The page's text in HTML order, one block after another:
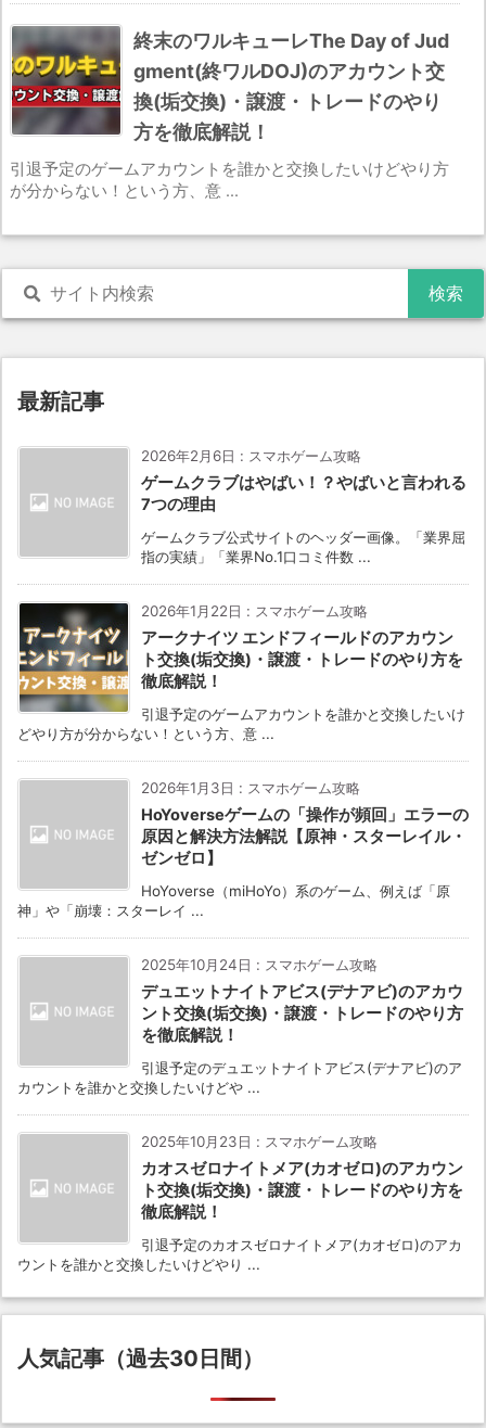
終末のワルキューレThe Day of Jud
gment(終ワルDOJ)のアカウント交
換(垢交換)・譲渡・トレードのやり
方を徹底解説！
引退予定のゲームアカウントを誰かと交換したいけどやり方
が分からない！という方、意 ...
最新記事
2026年2月6日 : スマホゲーム攻略
ゲームクラブはやばい！？やばいと言われる
7つの理由
ゲームクラブ公式サイトのヘッダー画像。「業界屈
指の実績」「業界No.1口コミ件数 ...
2026年1月22日 : スマホゲーム攻略
アークナイツ エンドフィールドのアカウン
ト交換(垢交換)・譲渡・トレードのやり方を
徹底解説！
引退予定のゲームアカウントを誰かと交換したいけ
どやり方が分からない！という方、意 ...
2026年1月3日 : スマホゲーム攻略
HoYoverseゲームの「操作が頻回」エラーの
原因と解決方法解説【原神・スターレイル・
ゼンゼロ】
HoYoverse（miHoYo）系のゲーム、例えば「原
神」や「崩壊：スターレイ ...
2025年10月24日 : スマホゲーム攻略
デュエットナイトアビス(デナアビ)のアカウ
ント交換(垢交換)・譲渡・トレードのやり方
を徹底解説！
引退予定のデュエットナイトアビス(デナアビ)のア
カウントを誰かと交換したいけどや ...
2025年10月23日 : スマホゲーム攻略
カオスゼロナイトメア(カオゼロ)のアカウン
ト交換(垢交換)・譲渡・トレードのやり方を
徹底解説！
引退予定のカオスゼロナイトメア(カオゼロ)のアカ
ウントを誰かと交換したいけどやり ...
人気記事（過去30日間）